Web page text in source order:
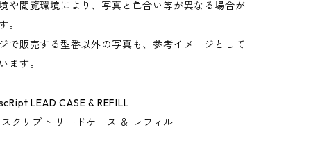
や閲覧環境により、写真と色合い等が異なる場合が
。
で販売する型番以外の写真も、参考イメージとして
ます。
LEAD CASE & REFILL
スクリプト リードケース ＆ レフィル